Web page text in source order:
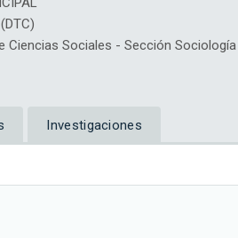
Ciencias Sociales - Sección Sociología
Investigaciones